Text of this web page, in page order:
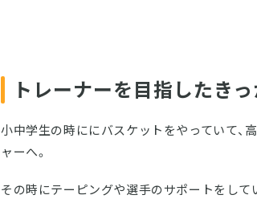
トレーナーを目指したき
小中学生の時ににバスケットをやっていて、
ャーへ。
その時にテーピングや選手のサポートをして